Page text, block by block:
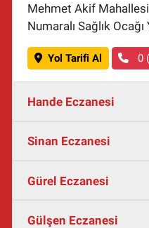
Mehmet Akif
Numaralı Sağlık Ocağı
Yol Tarifi Al 0
Hande Eczanesi
Sinan Eczanesi
Gürel Eczanesi
Gülşen Eczanesi